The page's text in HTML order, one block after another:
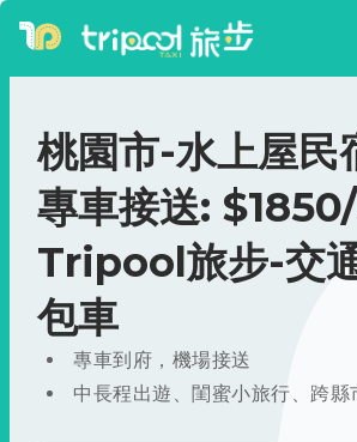
桃園市-水上屋民
專車接送:
Tripool旅步-交
包車
專車到府，機場接送
中長程出遊、閨蜜小旅行、跨縣